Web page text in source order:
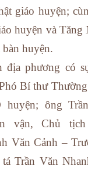
giáo huyện;
huyện và Tăng
huyện.
địa phương có
Bí thư
ông
vận, Chủ
Văn Cảnh –
Trần Văn